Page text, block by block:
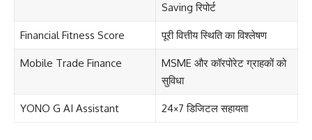
Saving रिपोर्ट
Financial Fitness Score पूरी वित्तीय स्थिति का विश्लेषण
Mobile Trade Finance
MSME और कॉरपोरेट ग्राहकों को
सुविधा
YONO G AI Assistant 24×7 डिजिटल सहायता